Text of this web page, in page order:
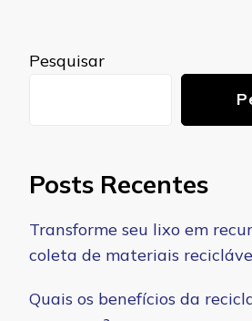
Pesquisar
Posts Recentes
Transforme seu lixo em
coleta de materiais
Quais os benefícios da